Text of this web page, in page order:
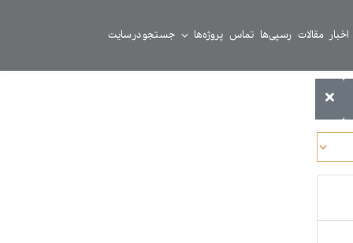
اخبار مقالات رسپی‌ها تماس پروژه‌ها جستجو در سایت